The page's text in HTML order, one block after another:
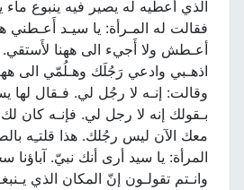
الذي أُعطيه له يصير فيه ينبوع ماء
فقالت له المـرأة: يا سيـد أَعـطني
أعـطش ولا أَجيء الى ههنا لأَستقي.
اذهـبي وادعي رَجُلَك وهـلُمّي الى
وقالت: إنـه لا رجُل لي. فـقال لها
بـقولك إنه لا رجل لي. فإنـه كان
معك الآن ليس رجُلك. هذا قلتـِه
المرأة: يا سيد أرى أنك نبيّ. آباؤنا
وانـتم تقولـون إنّ المكان الذي